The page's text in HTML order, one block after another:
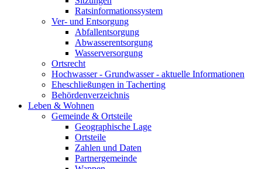
Ratsinformationssystem
Ver- und Entsorgung
Abfallentsorgung
Abwasserentsorgung
Wasserversorgung
Ortsrecht
Hochwasser - Grundwasser - aktuelle Informationen
Eheschließungen in Tacherting
Behördenverzeichnis
Leben & Wohnen
Gemeinde & Ortsteile
Geographische Lage
Ortsteile
Zahlen und Daten
Partnergemeinde